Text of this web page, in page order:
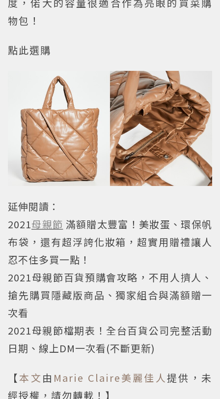
物包！
點此選購
延伸閱讀：
2021母親節 滿額贈太豐富！美妝蛋、環保帆
布袋，還有超浮誇化妝箱，超實用贈禮讓人
忍不住多買一點！
2021母親節百貨預購會攻略，不用人擠人、
搶先購買隱藏版商品、獨家組合與滿額贈一
次看
2021母親節檔期表！全台百貨公司完整活動
日期、線上DM一次看(不斷更新)
【本文 由 Marie Claire美麗佳人提供，未
經授權，請勿轉載！】